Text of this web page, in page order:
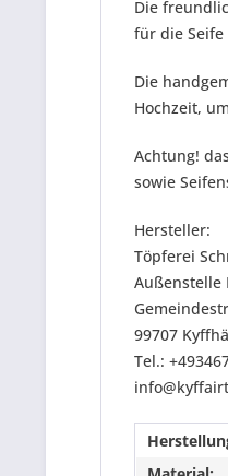
Die
für die Seife
Die
Hochzeit,
Achtung!
sowie
Hersteller:
Töpferei
Außenstelle
99707
Tel.: